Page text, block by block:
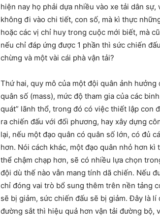
hiện nay họ phải dựa nhiều vào xe tải dân
không đi vào chi tiết, con số, mà kì thực
hoặc các vị chỉ huy trong cuộc mới biết, mà
nếu chỉ đáp ứng được 1 phần thì sức chiến
chừng và một vài cái phà vận tải?
Thứ hai, quy mô của một đội quân ảnh
quân số (mass), mức độ tham gia của các
quát” lãnh thổ, trong đó có việc thiết lập con
ra chiến đấu với đối phương, hay xây dựng
lại, nếu một đạo quân có quân số lớn, có đủ
hơn. Nói cách khác, một đạo quân nhỏ hơn
thể chậm chạp hơn, sẽ có nhiều lựa chọn
đội dù thế nào vẫn mang tính dã chiến. Nếu
chỉ đóng vai trò bổ sung thêm trên nền tảng
sẽ bị giảm, sức chiến đấu sẽ bị giảm. Đây là
đường sắt thì hiệu quả hơn vận tải đường bộ,